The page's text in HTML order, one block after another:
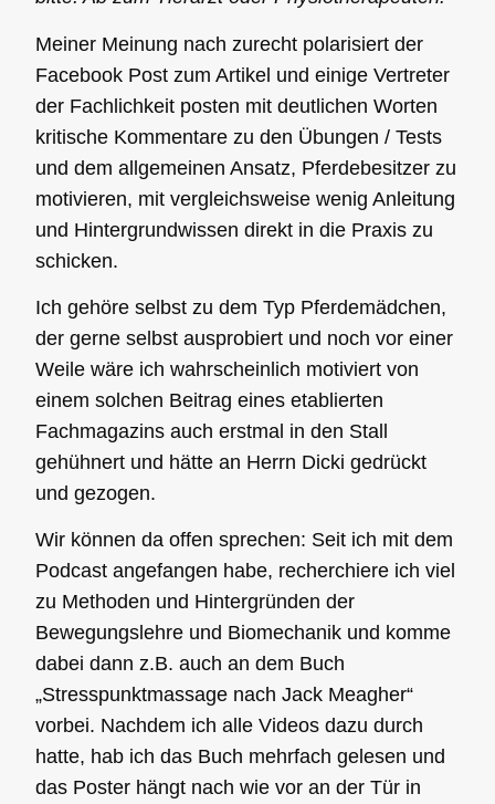
Meiner Meinung nach zurecht polarisiert der
Facebook Post zum Artikel und einige Vertreter
der Fachlichkeit posten mit deutlichen Worten
kritische Kommentare zu den Übungen / Tests
und dem allgemeinen Ansatz, Pferdebesitzer zu
motivieren, mit vergleichsweise wenig Anleitung
und Hintergrundwissen direkt in die Praxis zu
schicken.
Ich gehöre selbst zu dem Typ Pferdemädchen,
der gerne selbst ausprobiert und noch vor einer
Weile wäre ich wahrscheinlich motiviert von
einem solchen Beitrag eines etablierten
Fachmagazins auch erstmal in den Stall
gehühnert und hätte an Herrn Dicki gedrückt
und gezogen.
Wir können da offen sprechen: Seit ich mit dem
Podcast angefangen habe, recherchiere ich viel
zu Methoden und Hintergründen der
Bewegungslehre und Biomechanik und komme
dabei dann z.B. auch an dem Buch
„Stresspunktmassage nach Jack Meagher“
vorbei. Nachdem ich alle Videos dazu durch
hatte, hab ich das Buch mehrfach gelesen und
das Poster hängt nach wie vor an der Tür in